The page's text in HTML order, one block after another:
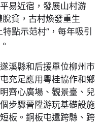
易近宿，發展山村游
貧，古村煥發重生
點示范村”，每年吸引
溪縣和后援單位柳州市
充足應用粵桂協作和鄉
齊心廣場、觀景臺、兒
步驟晉陞游玩基礎設施
板。銅板屯還跨縣、跨